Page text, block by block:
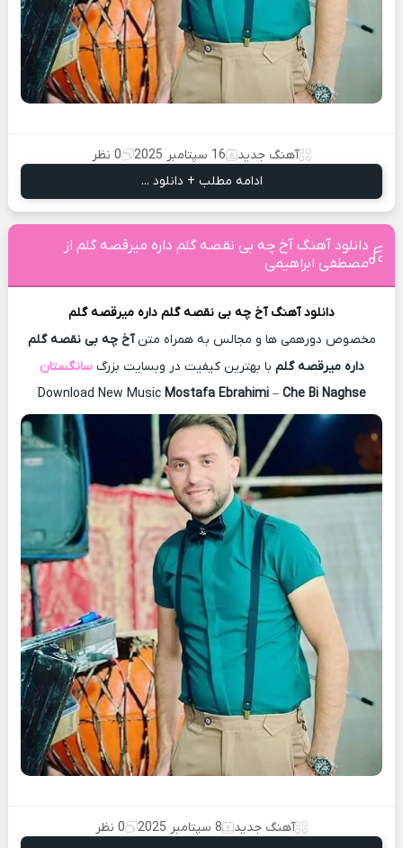
آهنگ جدید 16 سپتامبر 2025
0 نظر
ادامه مطلب + دانلود ...
دانلود آهنگ آخ چه بی نقصه گلم داره میرقصه گلم از
مصطفی ابراهیمی
دانلود آهنگ آخ چه بی نقصه گلم داره میرقصه گلم
مخصوص دورهمی ها و مجالس به همراه متنآخ چه بی نقصه گلم
داره میرقصه گلم با بهترین کیفیت در وبسایت بزرگسانگستان
Download New Music Mostafa Ebrahimi– Che Bi Naghse
آهنگ جدید 8 سپتامبر 2025
0 نظر